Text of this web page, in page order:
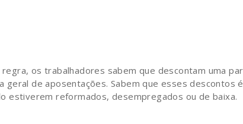
os trabalhadores sabem que descontam uma
geral de aposentações. Sabem que esses descontos
estiverem reformados, desempregados ou de baixa.